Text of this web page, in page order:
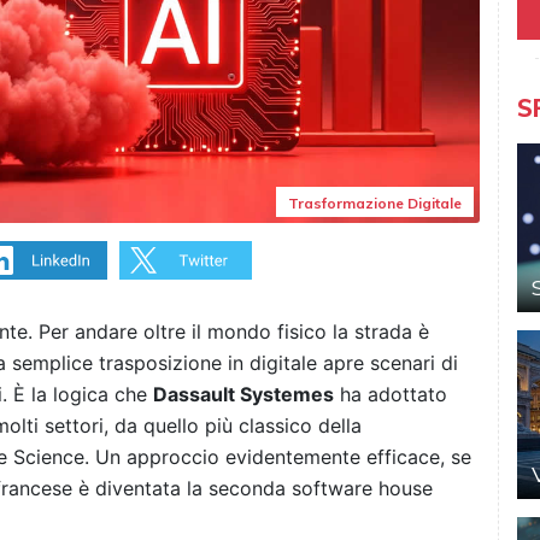
Trasformazione Digitale
Per andare oltre il mondo fisico la strada è
semplice trasposizione in digitale apre scenari di
È la logica che Dassault Systemes ha adottato
settori, da quello più classico della
Un approccio evidentemente efficace, se
è diventata la seconda software house